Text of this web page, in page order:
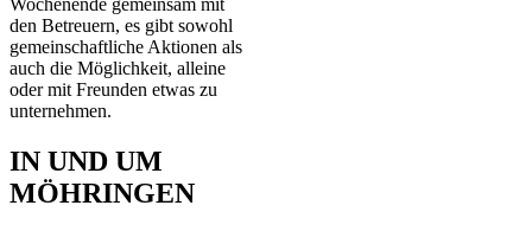
den Betreuern, es gibt sowohl
gemeinschaftliche Aktionen als
auch die Möglichkeit, alleine
oder mit Freunden etwas zu
unternehmen.
IN UND UM
MÖHRINGEN